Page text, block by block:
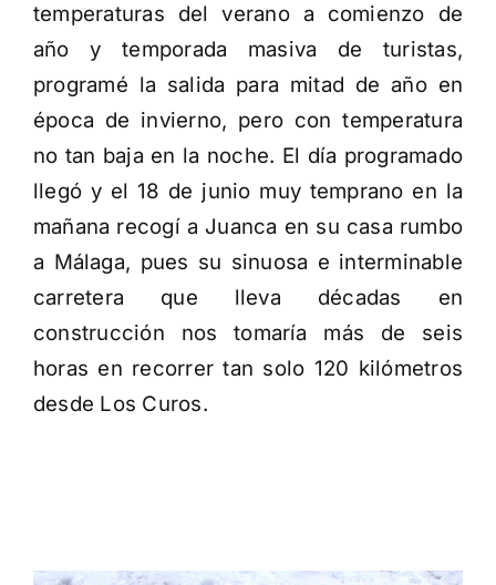
temperaturas del verano a comienzo de
año y temporada masiva de turistas,
programé la salida para mitad de año en
época de invierno, pero con temperatura
no tan baja en la noche. El día programado
llegó y el 18 de junio muy temprano en la
mañana recogí a Juanca en su casa rumbo
a Málaga, pues su sinuosa e interminable
carretera que lleva décadas en
construcción nos tomaría más de seis
horas en recorrer tan solo 120 kilómetros
desde Los Curos.